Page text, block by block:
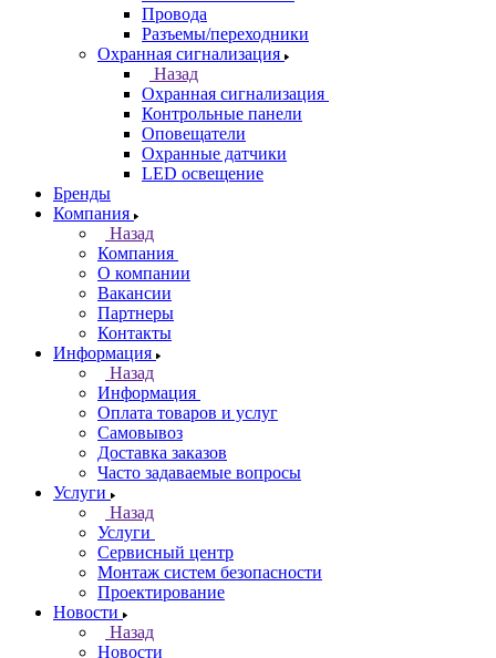
Провода
Разъемы/переходники
Охранная сигнализация
Назад
Охранная сигнализация
Контрольные панели
Оповещатели
Охранные датчики
LED освещение
Бренды
Компания
Назад
Компания
О компании
Вакансии
Партнеры
Контакты
Информация
Назад
Информация
Оплата товаров и услуг
Самовывоз
Доставка заказов
Часто задаваемые вопросы
Услуги
Назад
Услуги
Сервисный центр
Монтаж систем безопасности
Проектирование
Новости
Назад
Новости